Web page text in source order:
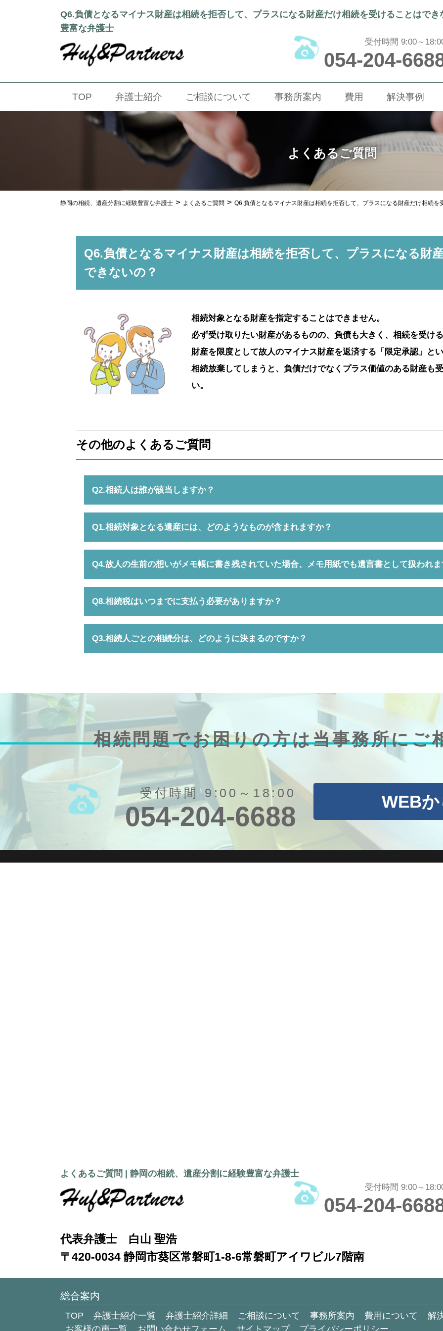
Q6.負債となるマイナス財産は相続を拒否して、プラスになる財産だけ相続を受けることはで
豊富な弁護士
受付時間 9:00～
054-204-
TOP 弁護士紹介 ご相談について 事務所案内 費用 解決事例
よくあるご質問
静岡の相続、遺産分割に経験豊富な弁護士 > よくあるご質問 > Q6.負債となるマイナス財産は相続を拒否して、プラスになる財産だけ相続を
Q6.負債となるマイナス財産は相続を拒否して、プラスになる財
できないの？
相続対象となる財産を指定することはできません。
必ず受け取りたい財産があるものの、負債も大きく、相続を受け
財産を限度として故人のマイナス財産を返済する「限定承認」と
相続放棄してしまうと、負債だけでなくプラス価値のある財産も
い。
その他のよくあるご質問
Q2.相続人は誰が該当しますか？
Q1.相続対象となる遺産には、どのようなものが含まれますか？
Q4.故人の生前の想いがメモ帳に書き残されていた場合、メモ用紙でも遺言書として扱われ
Q8.相続税はいつまでに支払う必要がありますか？
Q3.相続人ごとの相続分は、どのように決まるのですか？
相続問題でお困りの方は当事務所にご
受付時間 9:00～18:00
054-204-6688 WEB
よくあるご質問 | 静岡の相続、遺産分割に経験豊富な弁護士
受付時間 9:00～
054-204-
代表弁護士 白山 聖浩
〒420-0034 静岡市葵区常磐町1-8-6常磐町アイワビル7階南
総合案内
TOP 弁護士紹介一覧 弁護士紹介詳細 ご相談について 事務所案内 費用について
解